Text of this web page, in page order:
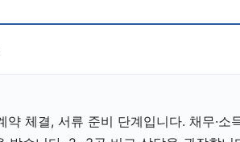
체결, 서류 준비 단계입니다. 채무·소